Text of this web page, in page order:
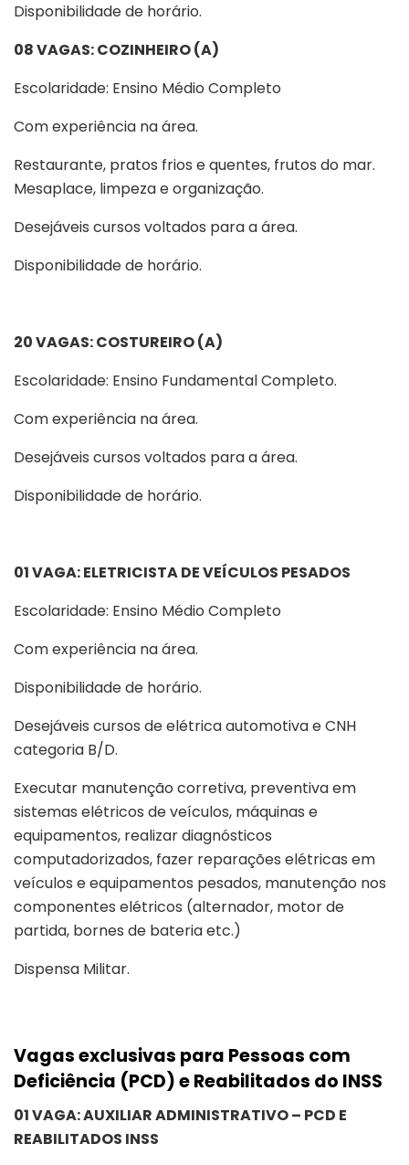
Disponibilidade de horário.
08 VAGAS: COZINHEIRO (A)
Escolaridade: Ensino Médio Completo
Com experiência na área.
Restaurante, pratos frios e quentes, frutos do mar.
Mesaplace, limpeza e organização.
Desejáveis cursos voltados para a área.
Disponibilidade de horário.
20 VAGAS: COSTUREIRO (A)
Escolaridade: Ensino Fundamental Completo.
Com experiência na área.
Desejáveis cursos voltados para a área.
Disponibilidade de horário.
01 VAGA: ELETRICISTA DE VEÍCULOS PESADOS
Escolaridade: Ensino Médio Completo
Com experiência na área.
Disponibilidade de horário.
Desejáveis cursos de elétrica automotiva e CNH
categoria B/D.
Executar manutenção corretiva, preventiva em
sistemas elétricos de veículos, máquinas e
equipamentos, realizar diagnósticos
computadorizados, fazer reparações elétricas em
veículos e equipamentos pesados, manutenção nos
componentes elétricos (alternador, motor de
partida, bornes de bateria etc.)
Dispensa Militar.
Vagas exclusivas para Pessoas com
Deficiência (PCD) e Reabilitados do INSS
01 VAGA: AUXILIAR ADMINISTRATIVO – PCD E
REABILITADOS INSS